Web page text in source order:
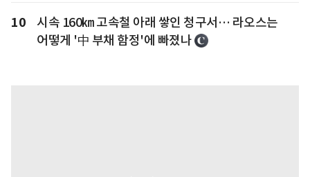
10
시속 160㎞ 고속철 아래 쌓인 청구서… 라오스는
어떻게 '中 부채 함정'에 빠졌나